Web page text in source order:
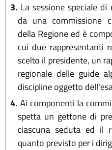
3. La sessione speciale
da una commissione
della Regione ed è
cui due rappresentanti
scelto il presidente, un
regionale delle guide
discipline oggetto
4. Ai componenti la
spetta un gettone di
ciascuna seduta ed il
quanto previsto per i